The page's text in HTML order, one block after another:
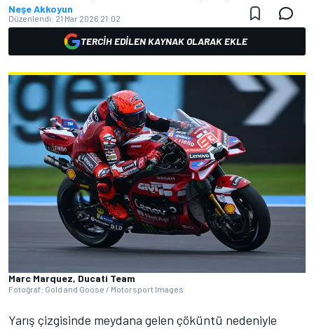
Neşe Akkoyun
Düzenlendi: 21 Mar 2026 21:02
TERCIH EDILEN KAYNAK OLARAK EKLE
Marc Marquez, Ducati Team
Fotoğraf: Gold and Goose / Motorsport Images
Yarış çizgisinde meydana gelen çöküntü nedeniyle